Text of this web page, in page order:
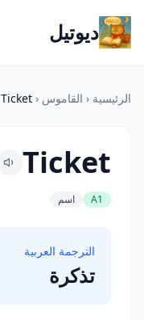
ديوتيل
الرئيسية ‹ القاموس ‹
Ticket
Ticket
A1 اسم
الترجمة العربية
تذكرة